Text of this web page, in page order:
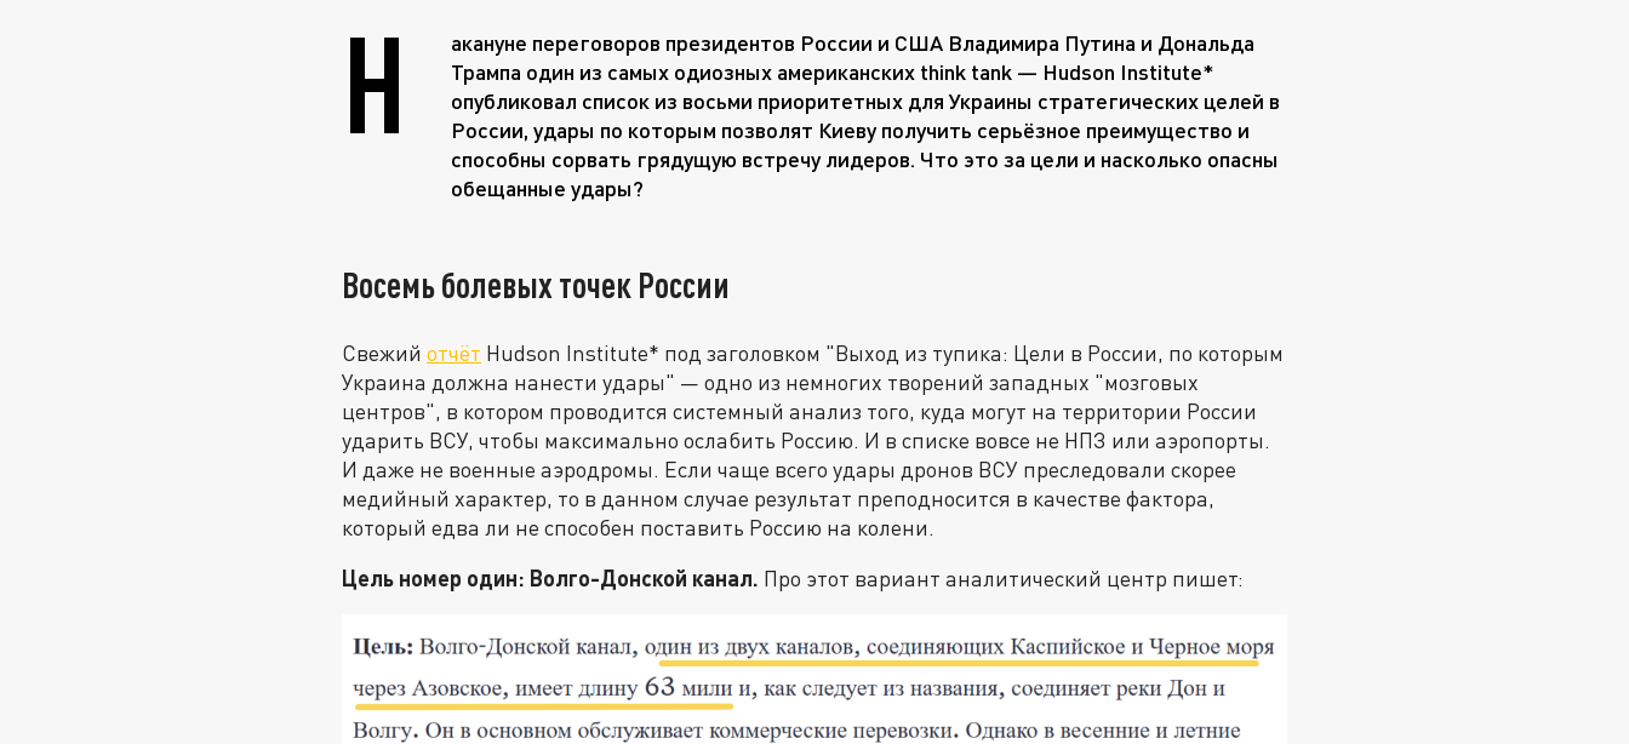
Н
акануне переговоров президентов России и США Владимира Путина и Дональда
Трампа один из самых одиозных американских think tank — Hudson Institute*
опубликовал список из восьми приоритетных для Украины стратегических целей в
России, удары по которым позволят Киеву получить серьёзное преимущество и
способны сорвать грядущую встречу лидеров. Что это за цели и насколько опасны
обещанные удары?
Восемь болевых точек России
Свежий отчёт Hudson Institute* под заголовком "Выход из тупика: Цели в России, по которым
Украина должна нанести удары" — одно из немногих творений западных "мозговых
центров", в котором проводится системный анализ того, куда могут на территории России
ударить ВСУ, чтобы максимально ослабить Россию. И в списке вовсе не НПЗ или аэропорты.
И даже не военные аэродромы. Если чаще всего удары дронов ВСУ преследовали скорее
медийный характер, то в данном случае результат преподносится в качестве фактора,
который едва ли не способен поставить Россию на колени.
Цель номер один: Волго-Донской канал. Про этот вариант аналитический центр пишет: